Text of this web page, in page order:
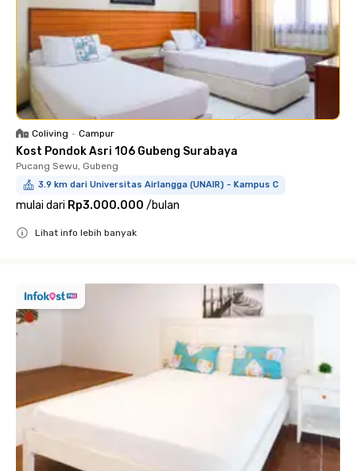
Coliving • Campur
Kost Pondok Asri 106 Gubeng Surabaya
Pucang Sewu, Gubeng
3.9 km dari Universitas Airlangga (UNAIR) - Kampus C
mulai dari Rp3.000.000 /bulan
Lihat info lebih banyak